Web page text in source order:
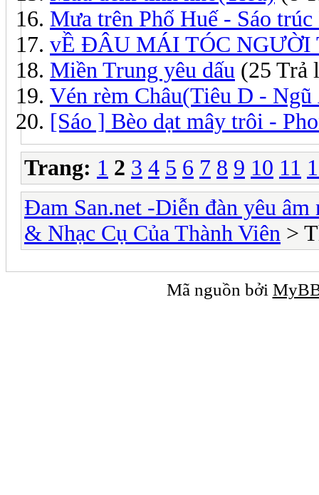
Mưa trên Phố Huế - Sáo
vỀ ĐÂU MÁI TÓC NGƯỜI
Miền Trung yêu dấu (25 Trả
Vén rèm Châu(Tiêu D -
[Sáo ] Bèo dạt mây trôi -
Trang: 1 2 3 4 5 6 7 8 9 10 11
Đam San.net -Diễn đàn yêu âm
& Nhạc Cụ Của Thành Viên >
Mã nguồn bởi